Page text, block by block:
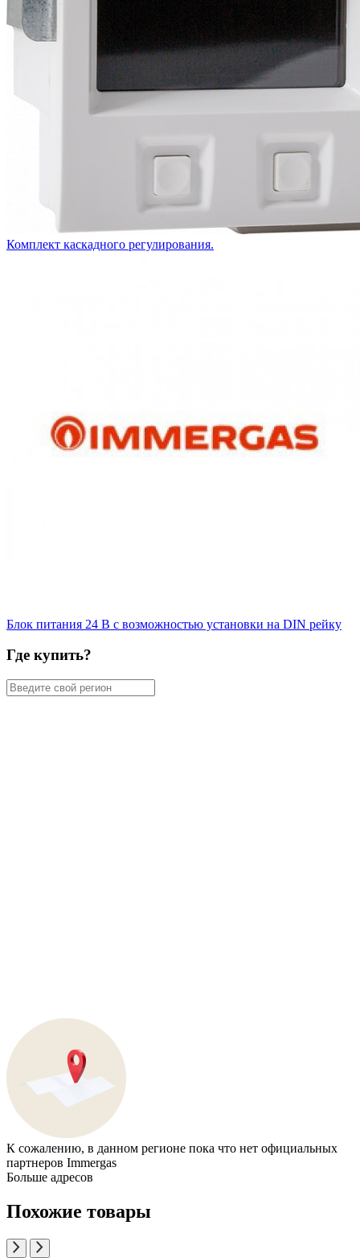
Комплект каскадного регулирования.
Блок питания 24 В с возможностью установки на DIN рейку
Где купить?
К сожалению, в данном регионе пока что нет официальных
партнеров Immergas
Больше адресов
Похожие товары